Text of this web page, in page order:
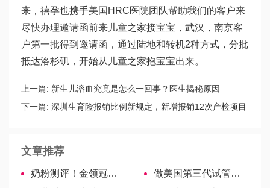
来，禧孕也携手美国HRC医院团队帮助我们的客户来
尽快办理邀请函前来儿童之家接宝宝，武汉，南京客
户第一批得到邀请函，通过陆地和转机2种方式，分批
抵达洛杉矶，开始从儿童之家抱宝宝出来。
上一篇: 新生儿溶血究竟是怎么一回事？医生揭秘原因
下一篇: 深圳生育险报销比例新规定，新增报销12次产检项目
文章推荐
奶粉测评！金领冠各系列奶粉全面分析
做美国第三代试管婴儿，还会出现反复流产的情况吗？